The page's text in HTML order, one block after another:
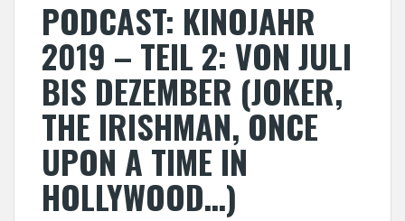
PODCAST: KINOJAHR
2019 – TEIL 2: VON JULI
BIS DEZEMBER (JOKER,
THE IRISHMAN, ONCE
UPON A TIME IN
HOLLYWOOD…)